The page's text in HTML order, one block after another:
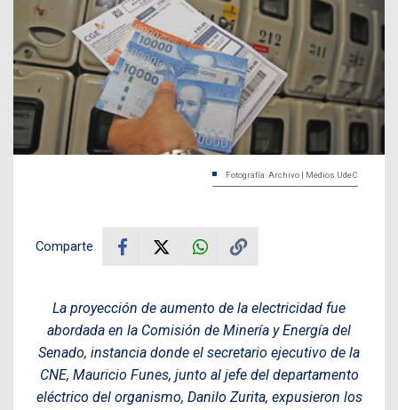
Fotografía: Archivo | Medios UdeC
Comparte
La proyección de aumento de la electricidad fue
abordada en la Comisión de Minería y Energía del
Senado, instancia donde el secretario ejecutivo de la
CNE, Mauricio Funes, junto al jefe del departamento
eléctrico del organismo, Danilo Zurita, expusieron los